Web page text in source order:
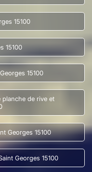
15100
15100
15100
planche de rive et
Georges 15100
Georges 15100